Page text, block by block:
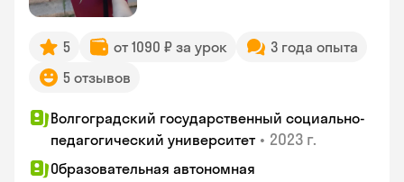
5 от 1090 ₽ за урок
3 года опыта
5 отзывов
Волгоградский государственный социально-
педагогический университет • 2023 г.
Образовательная автономная